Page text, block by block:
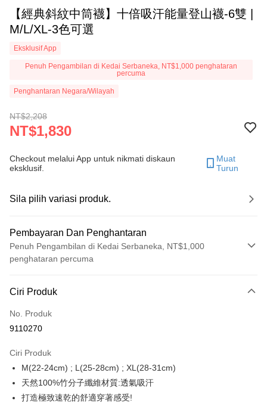
【經典斜紋中筒襪】十倍吸汗能量登山襪-6雙 |
M/L/XL-3色可選
Eksklusif App
Penuh Pengambilan di Kedai Serbaneka, NT$1,000 penghataran
percuma
Penghantaran Negara/Wilayah
NT$2,208
NT$1,830
Checkout melalui App untuk nikmati diskaun
eksklusif.
Muat
Turun
Sila pilih variasi produk.
Pembayaran Dan Penghantaran
Penuh Pengambilan di Kedai Serbaneka, NT$1,000
penghataran percuma
Kad Kredit (Bayaran Penuh)
Ansuran Kad Kredit
Taiwan Cooperative Bank
Hua Nan Commercial
Bank
Chang Hwa Commercial
Bank
The Shanghai
Bank Komersial Taipei
6 ansuran pada kadar faedah 0,
ansuran
Taiwan Cooperative Bank
Bank Komersial Pertama
Hua Nan Commercial Bank
12 ansuran pada kadar faedah 0, NT$152
24 ansuran pada kadar faedah 0,
Ciri Produk
No. Produk
9110270
Ciri Produk
M(22-24cm) ; L(25-28cm) ; XL(28-31cm)
天然100%竹分子纖維材質:透氣吸汗
打造極致速乾的舒適穿著感受!